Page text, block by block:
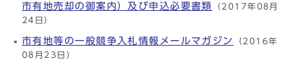
市有地売却の御案内）及び申込必要書類
（2017年08月
24日）
市有地等の一般競争入札情報メールマガジン
（2016年
08月23日）